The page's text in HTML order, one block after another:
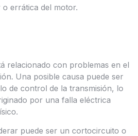
errática del motor.
relacionado con problemas en el
Una posible causa puede ser
de control de la transmisión, lo
por una falla eléctrica
puede ser un cortocircuito o